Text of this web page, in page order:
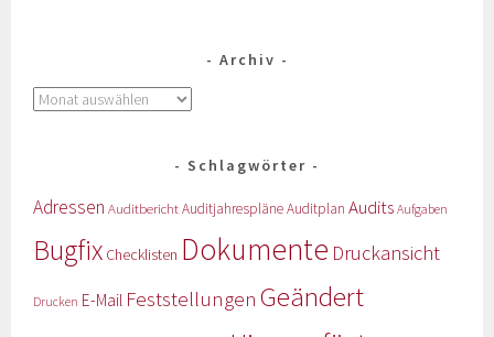
Archiv
Schlagwörter
Adressen AuditberichtAuditjahrespläneAuditplan Audits Aufgaben
Bugfix Checklisten Dokumente Druckansicht
Drucken E-Mail Feststellungen Geändert